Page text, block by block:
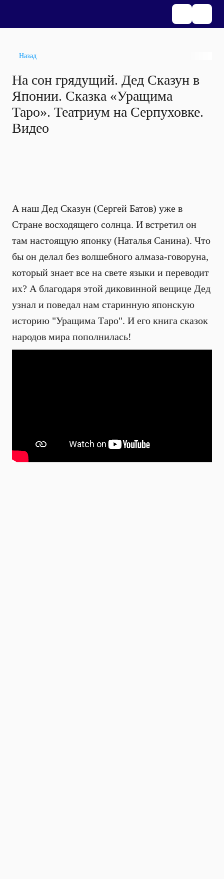
Назад
На сон грядущий. Дед Сказун в
Японии. Сказка «Уращима
Таро». Театриум на Серпуховке.
Видео
А наш Дед Сказун (Сергей Батов) уже в
Стране восходящего солнца. И встретил он
там настоящую японку (Наталья Санина). Что
бы он делал без волшебного алмаза-говоруна,
который знает все на свете языки и переводит
их? А благодаря этой диковинной вещице Дед
узнал и поведал нам старинную японскую
историю "Уращима Таро". И его книга сказок
народов мира пополнилась!